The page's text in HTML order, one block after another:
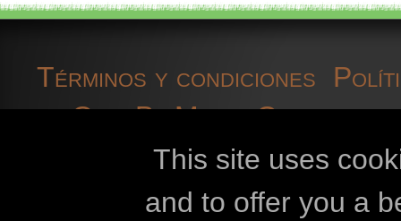
Términos y condiciones
OpenBioMaps Contacto
cookies
desarrollo
This site uses
and to offer you a